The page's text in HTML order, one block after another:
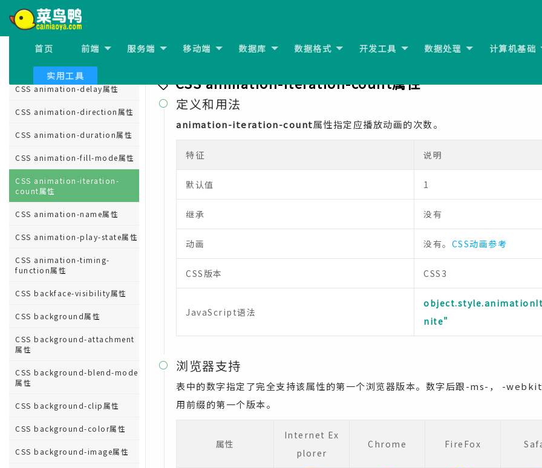
首页 前端 服务端 移动端 数据库 数据格式 开发工具 数据处理 计算机基础
实用工具
CSS align-self属性
CSS all属性
CSS animation属性
CSS animation-delay属性
CSS animation-direction属性
CSS animation-duration属性
CSS animation-fill-mode属性
CSS animation-iteration-
count属性
CSS animation-name属性
CSS animation-play-state属性
CSS animation-timing-
function属性
CSS backface-visibility属性
CSS background属性
CSS background-attachment
属性
CSS background-blend-mode
属性
CSS background-clip属性
CSS background-color属性
CSS background-image属性
CSS animation-iteration-count属性
 定义和用法
animation-iteration-count属性指定应播放动画的次数。
特征 说明
默认值 1
继承 没有
动画 没有。 CSS动画参考
CSS版本 CSS3
JavaScript语法
nite"
 浏览器支持
表中的数字指定了完全支持该属性的第一个浏览器版本。数字后跟-ms-， -
用前缀的第一个版本。
属性
Internet Ex
plorer
Chrome FireFox